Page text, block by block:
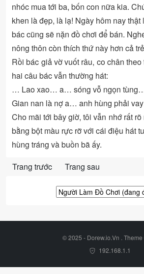
nhóc mua tới ba, bốn con nữa kia.
khen là đẹp, là lạ! Ngày hôm nay
bác cũng sẽ nặn đồ chơi để bán.
nông thôn còn thích thứ này hơn cả
Rồi bác giả vờ vuốt râu, co chân
hai câu bác vẫn thường hát:
… Lao xao… a… sóng vỗ ngọn
Gian nan là nợ a… anh hùng phải
Cho mãi tới bây giờ, tôi vẫn nhớ rất
bằng bột màu rực rỡ với cái điệu hát
hùng tráng và buồn bã ấy.
Trang trước
Trang sau
© 2025 - Dorew.io.Vn . Theme
192.168.1.1